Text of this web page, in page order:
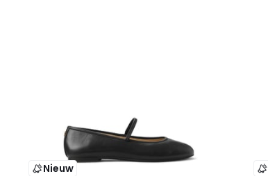
Nieuw